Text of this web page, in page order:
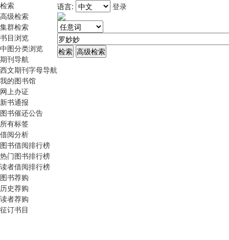
检索
高级检索
集群检索
书目浏览
中图分类浏览
期刊导航
西文期刊字母导航
我的图书馆
网上办证
新书通报
图书催还公告
所有标签
借阅分析
图书借阅排行榜
热门图书排行榜
读者借阅排行榜
图书荐购
历史荐购
读者荐购
征订书目
语言: 登录